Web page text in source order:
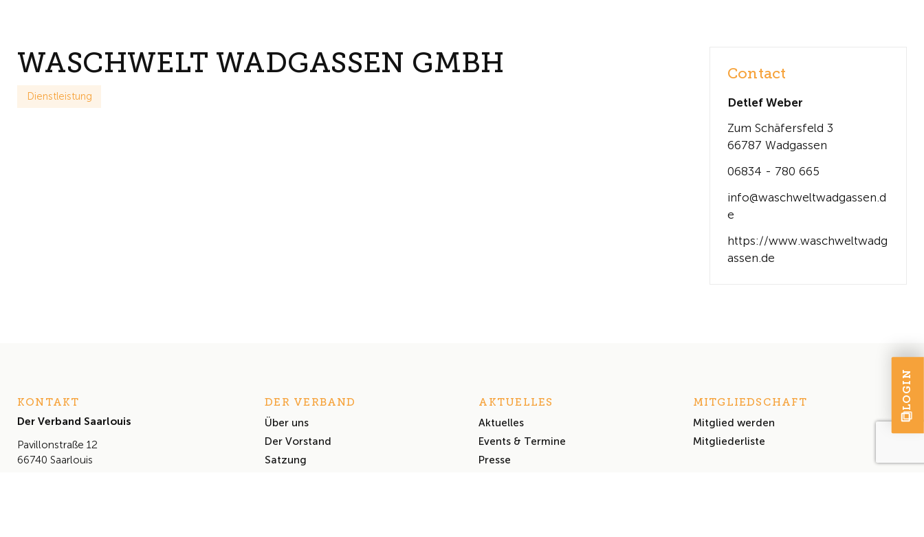
WASCHWELT WADGASSEN GMBH
Dienstleistung
Contact
Detlef Weber
Zum Schäfersfeld 3
66787 Wadgassen
06834 - 780 665
info@waschweltwadgassen.d
e
https://www.waschweltwadg
assen.de
KONTAKT
Der Verband Saarlouis
Pavillonstraße 12
66740 Saarlouis
DER VERBAND
Über uns
Der Vorstand
Satzung
AKTUELLES
Aktuelles
Events & Termine
Presse
MITGLIEDSCHAFT
Mitglied werden
Mitgliederliste
LOGIN